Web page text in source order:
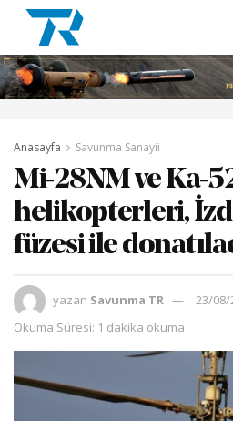
Anasayfa Savunma Sanayii
Mi-28NM ve Ka-
helikopterleri,
füzesi ile
yazan Savunma TR
23/08/
Okuma Süresi: 1 dakika okuma